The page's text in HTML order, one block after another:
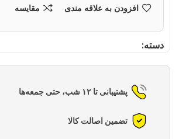
افزودن به علاقه مندی مقایسه
دسته:
پشتیبانی تا ۱۲ شب، حتی جمعه‌ها
تضمین اصالت کالا